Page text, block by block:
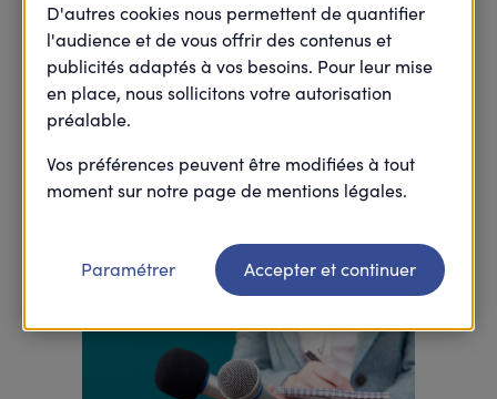
4 octobre 2021
son versant Handicap
+ En savoir plus
D'autres cookies nous permettent de quantifier
l'audience et de vous offrir des contenus et
publicités adaptés à vos besoins. Pour leur mise
en place, nous sollicitons votre autorisation
préalable.
Vos préférences peuvent être modifiées à tout
moment sur notre page de mentions légales.
Paramétrer Accepter et continuer